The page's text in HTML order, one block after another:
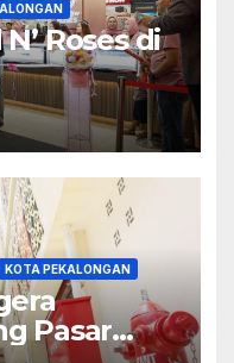
Roses di
KOTA PEKALONGAN
Pasar